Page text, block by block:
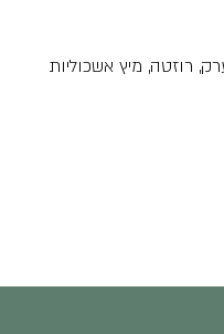
רוזטה, מיץ אשכוליות